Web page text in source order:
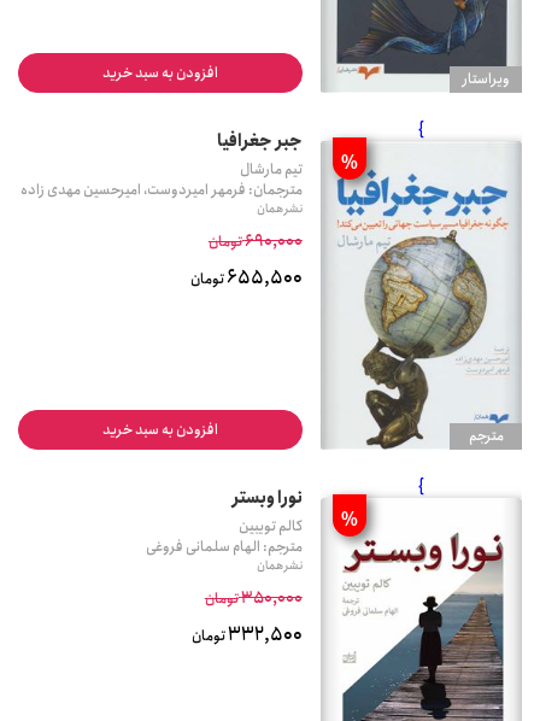
ويراستار افزودن به سبد خرید
مترجم
}
%
جبر جغرافیا
تیم مارشال
مترجمان: فرمهر امیردوست، امیرحسین مهدی زاده
نشر همان
690,000تومان
655,500تومان
افزودن به سبد خرید
}
%
نورا وبستر
کالم تویبین
مترجم: الهام سلمانی فروغی
نشر همان
350,000تومان
332,500تومان